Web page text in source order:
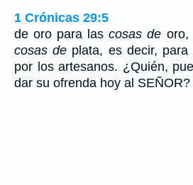
1 Crónicas 29:5
de oro para lascosas de oro,
cosas de plata, es decir,
por los artesanos. ¿Quién,
dar su ofrenda hoy al SEÑOR?